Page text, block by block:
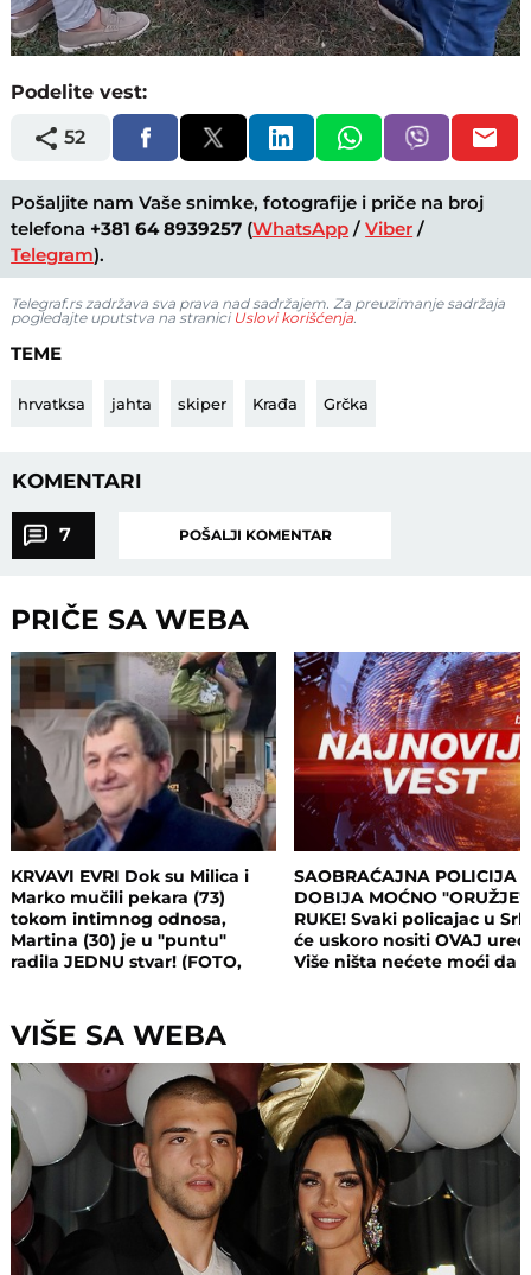
Unmute Loaded:
90.56%
Podelite vest:
52
Pošaljite nam Vaše snimke, fotografije i priče na broj
telefona +381 64 8939257 (WhatsApp /Viber /
Telegram).
Telegraf.rs zadržava sva prava nad sadržajem. Za preuzimanje sadržaja
pogledajte uputstva na stranici Uslovi korišćenja.
TEME
hrvatksa jahta skiper Krađa Grčka
KOMENTARI
7 POŠALJI KOMENTAR
PRIČE SA WEBA
KRVAVI EVRI Dok su Milica i
Marko mučili pekara (73)
tokom intimnog odnosa,
Martina (30) je u "puntu"
radila JEDNU stvar! (FOTO,
SAOBRAĆAJNA POLICIJA
DOBIJA MOĆNO "ORUŽJE"
RUKE! Svaki policajac u
će uskoro nositi OVAJ
Više ništa nećete moći da
VIŠE SA WEBA